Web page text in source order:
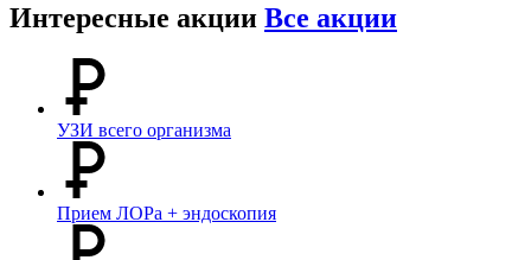
Интересные акции Все акции
УЗИ всего организма
Прием ЛОРа + эндоскопия